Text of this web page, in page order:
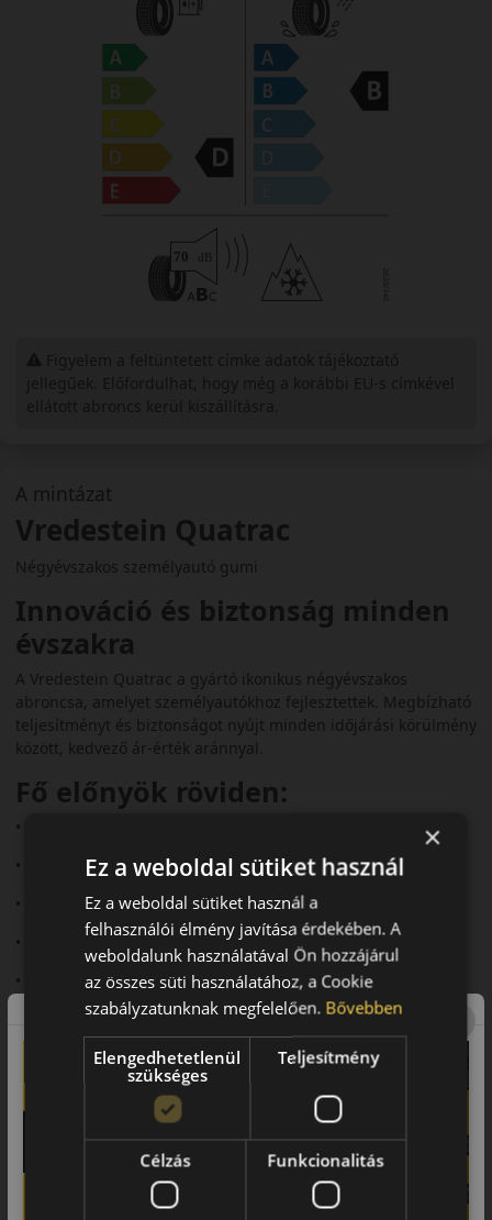
A mintázat
Vredestein Quatrac
Négyévszakos személyautó gumi
Innováció és biztonság minden
évszakra
A Vredestein Quatrac a gyártó ikonikus négyévszakos
abroncsa, amelyet személyautókhoz fejlesztettek. Megbízható
teljesítményt és biztonságot nyújt minden időjárási körülmény
között, kedvező ár‑érték aránnyal.
Fő előnyök röviden:
• Megbízható teljesítmény minden évszakban
• 3PMSF és M+S minősítés
• Jó havas és nedves tapadás
• Mérsékelt zajszint (~71–72 dB)
• Kedvező ár‑érték arány
Futófelület és tapadás
Az irányított V-alakú futófelület javítja a vízelvezetést és
csökkenti az aquaplaning kockázatát. A lamellák jobb havas
tapadást biztosítanak, míg a gumikeverék stabil teljesítményt
kínál szélsőséges hőmérsékletek között is.
Biztonsági jellemzők
Az abroncs 3PMSF és M+S minősítéssel rendelkezik. Az EU
×
Ez a weboldal sütiket használ
Ez a weboldal sütiket használ a
felhasználói élmény javítása érdekében. A
weboldalunk használatával Ön hozzájárul
az összes süti használatához, a Cookie
szabályzatunknak megfelelően. Bővebben
Elengedhetetlenül
szükséges
Teljesítmény
Célzás Funkcionalitás